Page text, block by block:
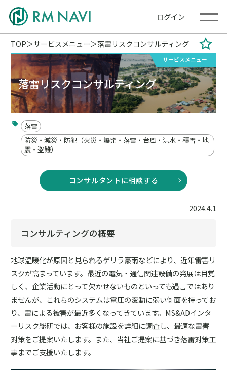
ログイン
TOP サービスメニュー 落雷リスクコンサルティング
サービスメニュー
落雷リスクコンサルティング
落雷
防災・減災・防犯（火災・爆発・落雷・台風・洪水・積雪・地
震・盗難）
コンサルタントに相談する
2024.4.1
コンサルティングの概要
地球温暖化が原因と見られるゲリラ豪雨などにより、近年雷害リ
スクが高まっています。最近の電気・通信関連設備の発展は目覚
しく、企業活動にとって欠かせないものといっても過言ではあり
ませんが、これらのシステムは電圧の変動に弱い側面を持ってお
り、雷による被害が最近多くなってきています。MS&ADインタ
ーリスク総研では、お客様の施設を詳細に調査し、最適な雷害
対策をご提案いたします。また、当社ご提案に基づき落雷対策工
事までご支援いたします。